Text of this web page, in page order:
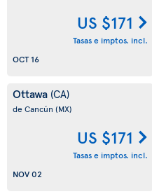
US $171
Tasas e imptos. incl.
OCT 16
Ottawa (CA)
de Cancún (MX)
US $171
Tasas e imptos. incl.
NOV 02